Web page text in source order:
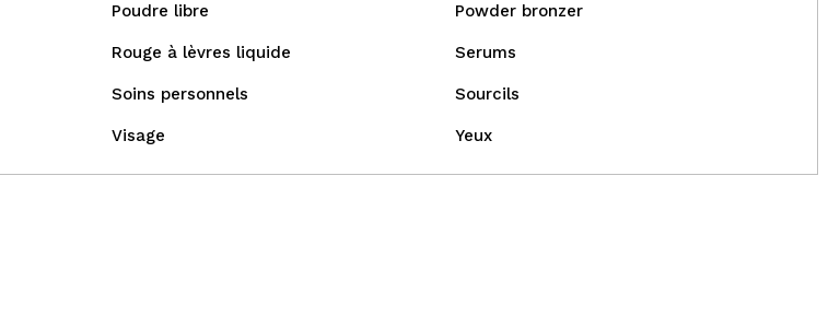
Poudre libre Powder bronzer
Rouge à lèvres liquide Serums
Soins personnels Sourcils
Visage Yeux